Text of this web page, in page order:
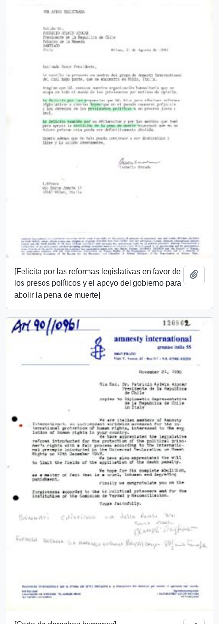
[Felicita por las reformas legislativas en favor de
los presos políticos y el apoyo del gobierno para
abolir la pena de muerte]